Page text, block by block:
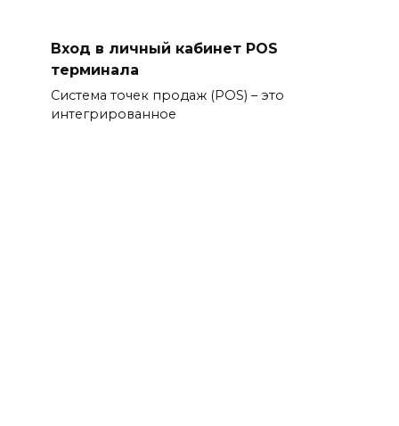
Вход в личный кабинет POS
терминала
Система точек продаж (POS) – это
интегрированное